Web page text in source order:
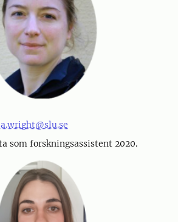
som forskningsassistent 2020.